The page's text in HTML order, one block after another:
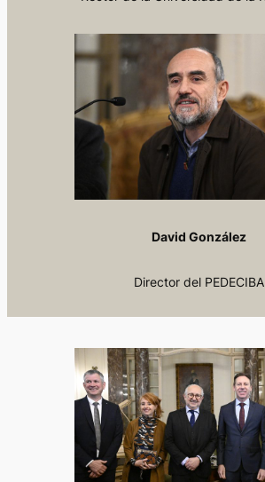
David González
Director del PEDECIBA